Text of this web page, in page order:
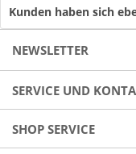
Kunden haben sich
NEWSLETTER
SERVICE UND
SHOP SERVICE